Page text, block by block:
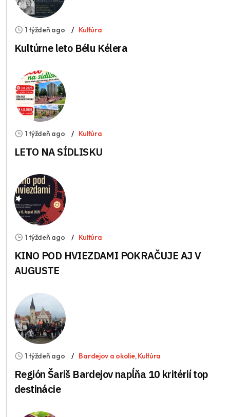
1 týždeň ago Kultúra
Kultúrne leto Bélu Kélera
1 týždeň ago Kultúra
LETO NA SÍDLISKU
1 týždeň ago Kultúra
KINO POD HVIEZDAMI POKRAČUJE AJ V
AUGUSTE
1 týždeň ago Bardejov a okolie,Kultúra
Región Šariš Bardejov napĺňa 10 kritérií top
destinácie